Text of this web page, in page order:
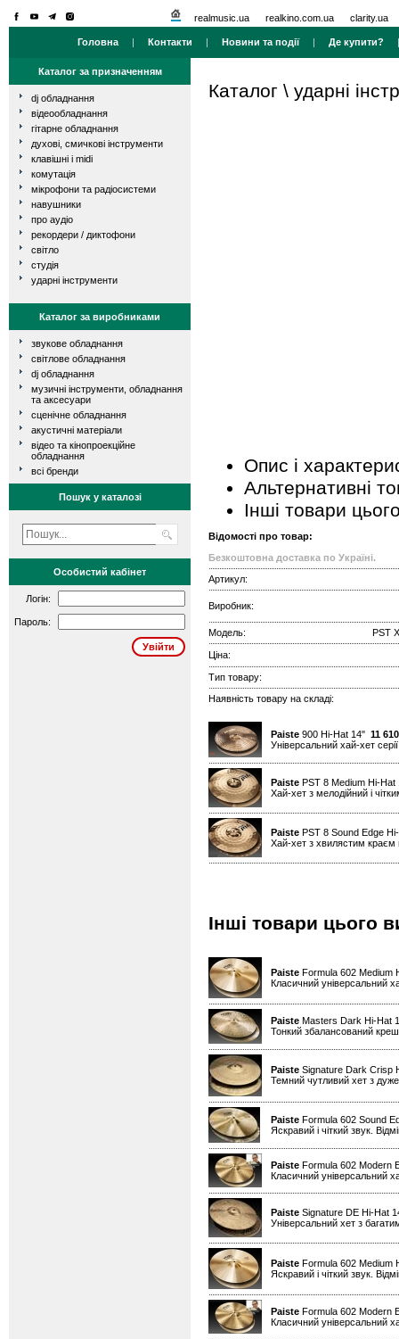
realmusic.ua realkino.com.ua clarity.ua
Головна | Контакти | Новини та події| Де купити?
Каталог за призначенням
dj обладнання
відеообладнання
гітарне обладнання
духові, смичкові інструменти
клавішні і midi
комутація
мікрофони та радіосистеми
навушники
про аудіо
рекордери / диктофони
світло
студія
ударні інструменти
Каталог за виробниками
звукове обладнання
світлове обладнання
dj обладнання
музичні інструменти, обладнання
та аксесуари
сценічне обладнання
акустичні матеріали
відео та кінопроекційне
обладнання
всі бренди
Пошук у каталозі
Особистий кабінет
Логін:
Пароль:
Каталог \ ударні
Опис і
Альтернативні
Інші товари
Відомості про товар:
Безкоштовна доставка по Україні.
Артикул:
Виробник:
Модель: PST
Ціна:
Тип товару:
Наявність товару на складі:
Paiste 900 Hi-Hat 14" 11 610
Універсальний хай-хет
Paiste PST 8 Medium Hi-
Хай-хет з мелодійний і
Paiste PST 8 Sound Edge
Хай-хет з хвилястим краєм
Інші товари цього
Paiste Formula 602 Medium
Класичний універсальний
Paiste Masters Dark Hi-Hat
Тонкий збалансований креш
Paiste Signature Dark Crisp
Темний чутливий хет з
Paiste Formula 602 Sound
Яскравий і чіткий звук.
Paiste Formula 602 Modern
Класичний універсальний
Paiste Signature DE Hi-Hat
Універсальний хет з
Paiste Formula 602 Medium
Яскравий і чіткий звук.
Paiste Formula 602 Modern
Класичний універсальний